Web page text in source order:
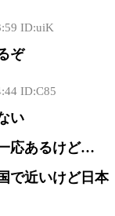
ID:uiK
ぞ
ID:C85
い
応あるけど…
で近いけど日本